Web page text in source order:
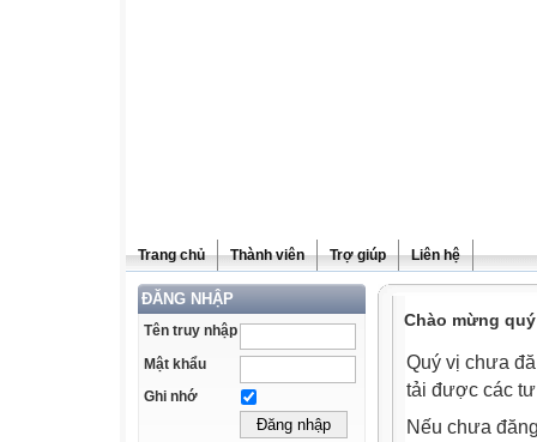
Trang chủ Thành viên Trợ giúp Liên hệ
ĐĂNG NHẬP
Tên truy nhập
Mật khẩu
Ghi nhớ
Chào mừng
Quý vị chưa
tải được các
Nếu chưa